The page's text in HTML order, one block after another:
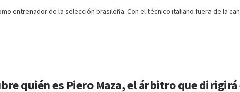
entrenador de la selección brasileña. Con el técnico italiano fuera de la
quién es Piero Maza, el árbitro que